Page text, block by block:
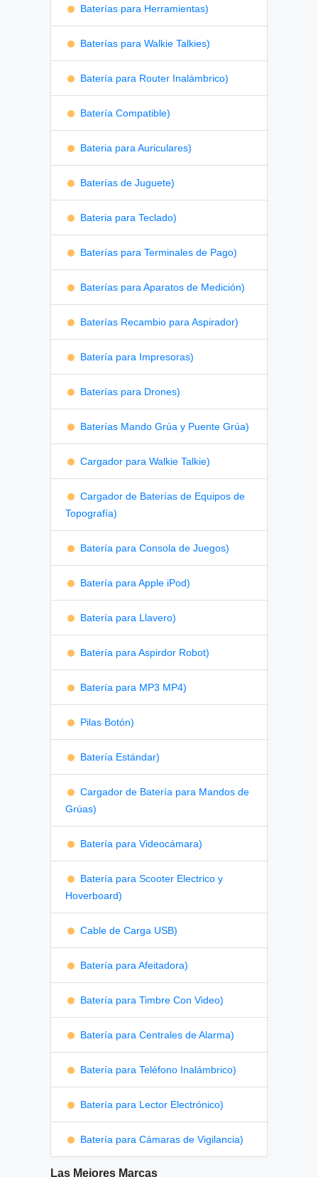
Baterías para Herramientas)
Baterías para Walkie Talkies)
Batería para Router Inalámbrico)
Batería Compatible)
Bateria para Auriculares)
Baterías de Juguete)
Bateria para Teclado)
Baterías para Terminales de Pago)
Baterías para Aparatos de Medición)
Baterías Recambio para Aspirador)
Batería para Impresoras)
Baterías para Drones)
Baterías Mando Grúa y Puente Grúa)
Cargador para Walkie Talkie)
Cargador de Baterías de Equipos de
Topografía)
Batería para Consola de Juegos)
Batería para Apple iPod)
Batería para Llavero)
Batería para Aspirdor Robot)
Batería para MP3 MP4)
Pilas Botón)
Batería Estándar)
Cargador de Batería para Mandos de
Grúas)
Batería para Videocámara)
Batería para Scooter Electrico y
Hoverboard)
Cable de Carga USB)
Batería para Afeitadora)
Batería para Timbre Con Video)
Batería para Centrales de Alarma)
Batería para Teléfono Inalámbrico)
Batería para Lector Electrónico)
Batería para Cámaras de Vigilancia)
Las Mejores Marcas